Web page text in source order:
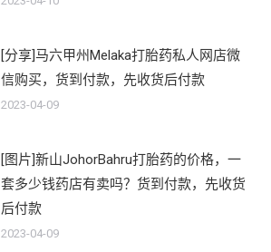
[分享]马六甲州Melaka打胎药私人网店微
信购买，货到付款，先收货后付款
2023-04-09
[图片]新山JohorBahru打胎药的价格，一
套多少钱药店有卖吗？货到付款，先收货
后付款
2023-04-09